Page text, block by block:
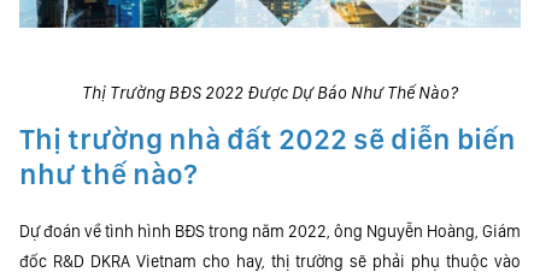
Thị Trường BĐS 2022 Được Dự Báo Như Thế Nào?
Thị trường nhà đất 2022 sẽ diễn biến
như thế nào?
Dự đoán về tình hình BĐS trong năm 2022, ông Nguyễn Hoàng, Giám
đốc R&D DKRA Vietnam cho hay, thị trường sẽ phải phụ thuộc vào